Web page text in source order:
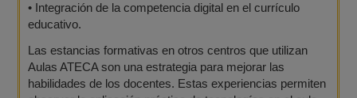
• Integración de la competencia digital en el currículo
educativo.
Las estancias formativas en otros centros que utilizan
Aulas ATECA son una estrategia para mejorar las
habilidades de los docentes. Estas experiencias permiten